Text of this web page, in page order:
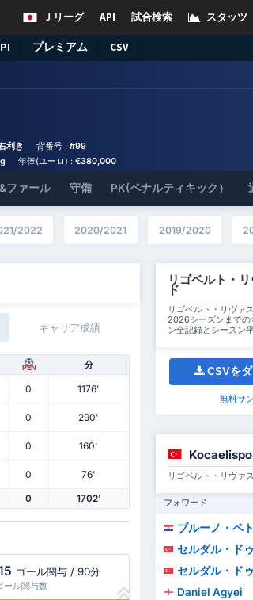
スタッツ
試合検索
API
Ｊリーグ
プレミアム CSV
利き 背番号 :#99
年俸(ユーロ) :€380,000
ファール 守備 PK(ペナルティキック）
2022 2020/2021 2019/2020
キャリア成績
PEN 分
0
1176'
0 290'
0 160'
0 76'
0 1702'
ゴール関与 / 90分
ール関与数
リゴベルト・
ド
リゴベルト・リヴァ
2026シーズンまでの
ン全記録とシーズン
CSVを
無料サ
リゴベルト・リヴァ
フォワード
ブルーノ・ペトコ
セルダル・ド
セルダル・ド
Daniel Agyei